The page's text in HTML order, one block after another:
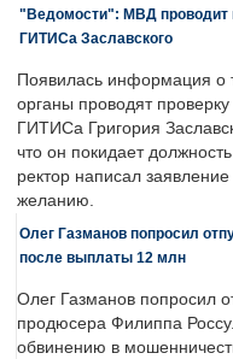
"Ведомости": МВД проводит
ГИТИСа Заславского
Появилась информация о
органы проводят
ГИТИСа Григория
что он покидает
ректор написал
желанию.
Олег Газманов попросил
после выплаты 12 млн
Олег Газманов попросил
продюсера Филиппа
обвинению в